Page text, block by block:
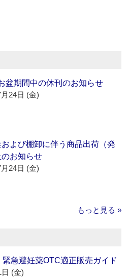
盆期間中の休刊のお知らせ
24日 (金)
よび棚卸に伴う商品出荷（発
お知らせ
24日 (金)
もっと見る »
緊急避妊薬OTC適正販売ガイド
(金)